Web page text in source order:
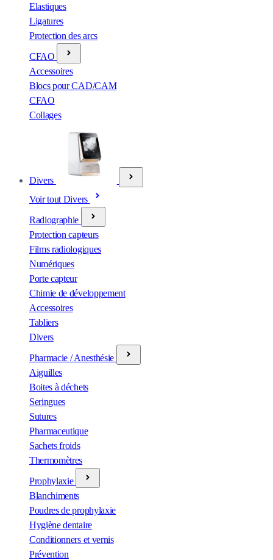
Elastiques
Ligatures
Protection des arcs
CFAO
Accessoires
Blocs pour CAD/CAM
CFAO
Collages
Divers
Voir tout Divers
Radiographie
Protection capteurs
Films radiologiques
Numériques
Porte capteur
Chimie de développement
Accessoires
Tabliers
Divers
Pharmacie / Anesthésie
Aiguilles
Boites à déchets
Seringues
Sutures
Pharmaceutique
Sachets froids
Thermomètres
Prophylaxie
Blanchiments
Poudres de prophylaxie
Hygiène dentaire
Conditionners et vernis
Prévention